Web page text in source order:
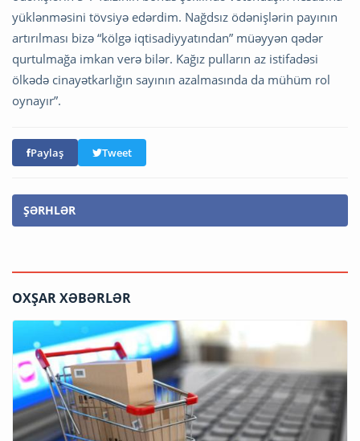
yüklənməsini tövsiyə edərdim. Nağdsız ödənişlərin payının
artırılması bizə “kölgə iqtisadiyyatından” müəyyən qədər
qurtulmağa imkan verə bilər. Kağız pulların az istifadəsi
ölkədə cinayətkarlığın sayının azalmasında da mühüm rol
oynayır”.
Paylaş Tweet
ŞƏRHLƏR
OXŞAR XƏBƏRLƏR